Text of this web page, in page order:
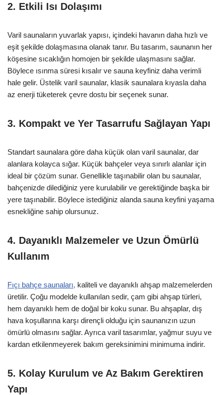
2. Etkili Isı Dolaşımı
Varil saunaların yuvarlak yapısı, içindeki havanın daha hızlı ve
eşit şekilde dolaşmasına olanak tanır. Bu tasarım, saunanın her
köşesine sıcaklığın homojen bir şekilde ulaşmasını sağlar.
Böylece ısınma süresi kısalır ve sauna keyfiniz daha verimli
hale gelir. Üstelik varil saunalar, klasik saunalara kıyasla daha
az enerji tüketerek çevre dostu bir seçenek sunar.
3. Kompakt ve Yer Tasarrufu Sağlayan Yapı
Standart saunalara göre daha küçük olan varil saunalar, dar
alanlara kolayca sığar. Küçük bahçeler veya sınırlı alanlar için
ideal bir çözüm sunar. Genellikle taşınabilir olan bu saunalar,
bahçenizde dilediğiniz yere kurulabilir ve gerektiğinde başka bir
yere taşınabilir. Böylece istediğiniz alanda sauna keyfini yaşama
esnekliğine sahip olursunuz.
4. Dayanıklı Malzemeler ve Uzun Ömürlü
Kullanım
Fıçı bahçe saunaları, kaliteli ve dayanıklı ahşap malzemelerden
üretilir. Çoğu modelde kullanılan sedir, çam gibi ahşap türleri,
hem dayanıklı hem de doğal bir koku sunar. Bu ahşaplar, dış
hava koşullarına karşı dirençli olduğu için saunanızın uzun
ömürlü olmasını sağlar. Ayrıca varil tasarımlar, yağmur suyu ve
kardan etkilenmeyerek bakım gereksinimini minimuma indirir.
5. Kolay Kurulum ve Az Bakım Gerektiren
Yapı